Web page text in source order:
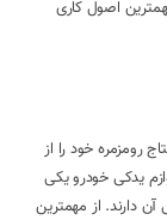
اصول کاری
ایران بیش از 80% از مایحتاج رومزمره خود را از
یدکی خودرو یکی
آن دارند. از مهمترین